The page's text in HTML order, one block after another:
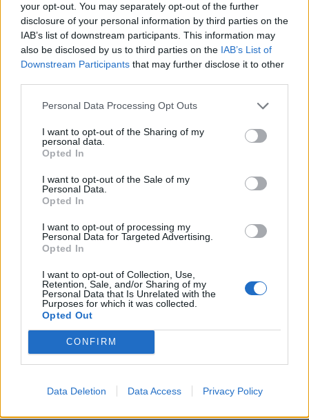
your opt-out. You may separately opt-out of the further
disclosure of your personal information by third parties on the
IAB’s list of downstream participants. This information may
also be disclosed by us to third parties on the IAB’s List of
Downstream Participants that may further disclose it to other
Personal Data Processing Opt Outs
I want to opt-out of the Sharing of my
personal data.
Opted In
I want to opt-out of the Sale of my
Personal Data.
Opted In
I want to opt-out of processing my
Personal Data for Targeted Advertising.
Opted In
I want to opt-out of Collection, Use,
Retention, Sale, and/or Sharing of my
Personal Data that Is Unrelated with the
Purposes for which it was collected.
Opted Out
CONFIRM
Data Deletion Data Access Privacy Policy